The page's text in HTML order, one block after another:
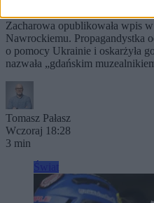
Zacharowa opublikowała wpis
Nawrockiemu. Propagandystka
o pomocy Ukrainie i oskarżyła
nazwała „gdańskim
Tomasz Pałasz
Wczoraj 18:28
3 min